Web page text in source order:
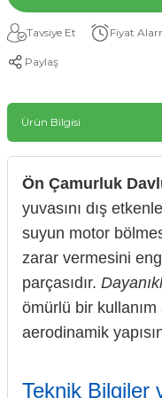
Tavsiye Et Fiyat
Paylaş
Ürün Bilgisi
Ön Çamurluk
yuvasını dış
suyun motor
zarar vermesini
parçasıdır.
ömürlü bir kullanım
aerodinamik
Teknik Bilgiler